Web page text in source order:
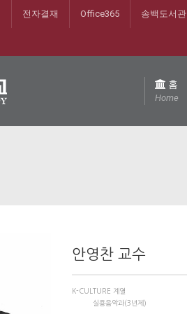
전자결재 Office365 송백도서관
홈
Home
안영찬 교수
K-CULTURE 계열
실용음악과(3년제)